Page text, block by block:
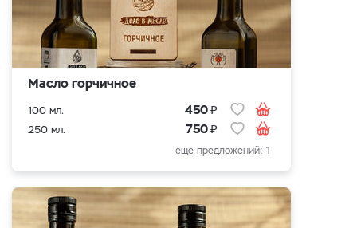
Масло горчичное
100 мл. 450₽
250 мл. 750₽
еще предложений: 1